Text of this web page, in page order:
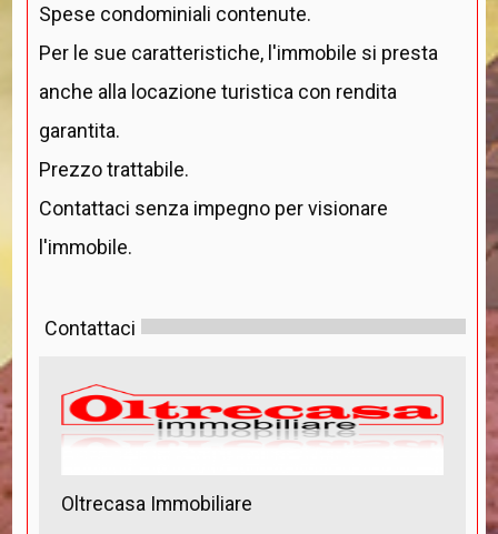
Spese condominiali contenute.
Per le sue caratteristiche, l'immobile si presta
anche alla locazione turistica con rendita
garantita.
Prezzo trattabile.
Contattaci senza impegno per visionare
l'immobile.
Contattaci
Oltrecasa Immobiliare